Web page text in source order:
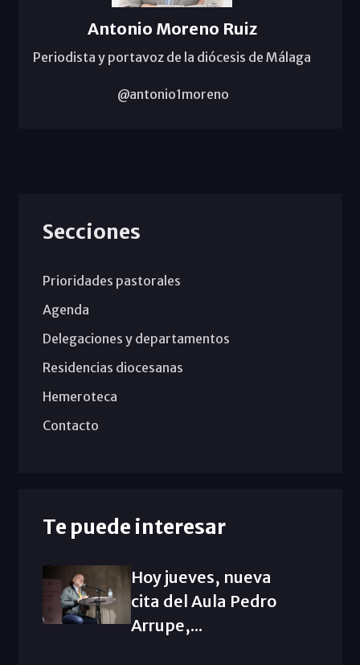
Antonio Moreno Ruiz
Periodista y portavoz de la diócesis de Málaga
@antonio1moreno
Secciones
Prioridades pastorales
Agenda
Delegaciones y departamentos
Residencias diocesanas
Hemeroteca
Contacto
Te puede interesar
Hoy jueves, nueva
cita del Aula Pedro
Arrupe,...